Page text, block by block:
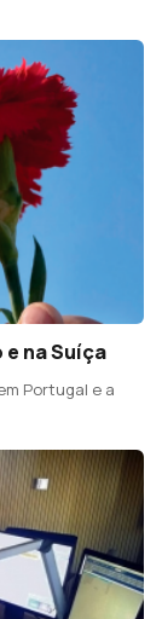
na Suíça
Portugal e a